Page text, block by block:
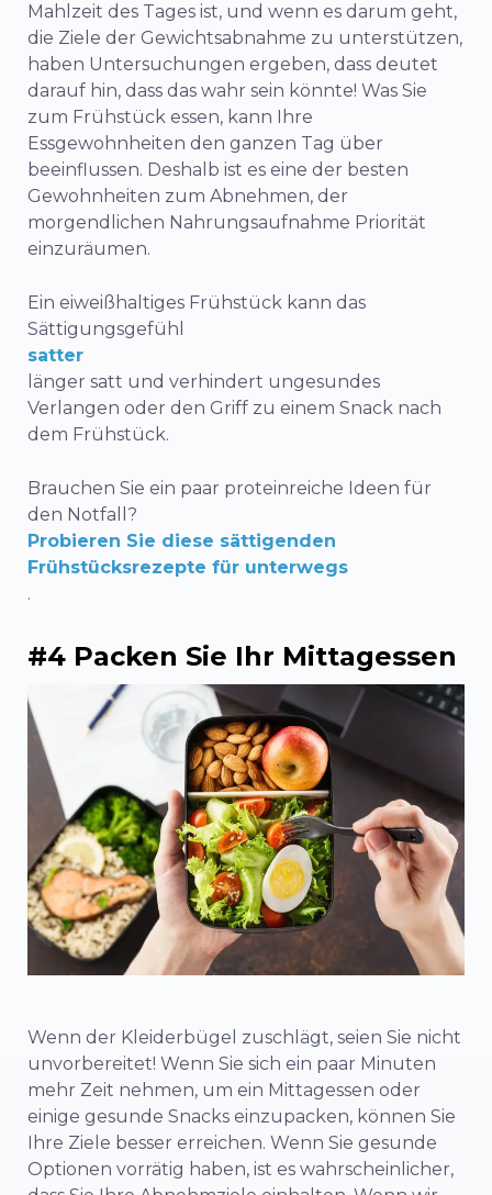
Mahlzeit des Tages ist, und wenn es darum geht,
die Ziele der Gewichtsabnahme zu unterstützen,
haben Untersuchungen ergeben, dass deutet
darauf hin, dass das wahr sein könnte! Was Sie
zum Frühstück essen, kann Ihre
Essgewohnheiten den ganzen Tag über
beeinflussen. Deshalb ist es eine der besten
Gewohnheiten zum Abnehmen, der
morgendlichen Nahrungsaufnahme Priorität
einzuräumen.
Ein eiweißhaltiges Frühstück kann das
Sättigungsgefühl
satter
länger satt und verhindert ungesundes
Verlangen oder den Griff zu einem Snack nach
dem Frühstück.
Brauchen Sie ein paar proteinreiche Ideen für
den Notfall?
Probieren Sie diese sättigenden
Frühstücksrezepte für unterwegs
.
#4 Packen Sie Ihr Mittagessen
Wenn der Kleiderbügel zuschlägt, seien Sie nicht
unvorbereitet! Wenn Sie sich ein paar Minuten
mehr Zeit nehmen, um ein Mittagessen oder
einige gesunde Snacks einzupacken, können Sie
Ihre Ziele besser erreichen. Wenn Sie gesunde
Optionen vorrätig haben, ist es wahrscheinlicher,